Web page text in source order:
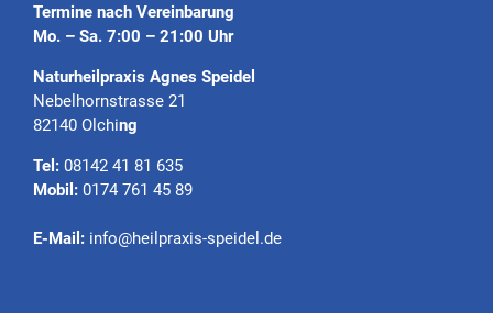
Termine nach Vereinbarung
Mo. – Sa. 7:00 – 21:00 Uhr
Naturheilpraxis Agnes Speidel
Nebelhornstrasse 21
82140 Olching
Tel: 08142 41 81 635
Mobil: 0174 761 45 89
E-Mail: info@heilpraxis-speidel.de